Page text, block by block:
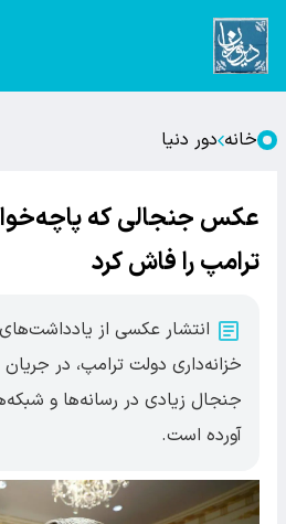
خانه دور دنیا
عکس جنجالی که
ترامپ را فاش کرد
انتشار عکسی از
خزانه‌داری دولت ترامپ، در
جنجال زیادی در رسانه‌ها و
آورده است.